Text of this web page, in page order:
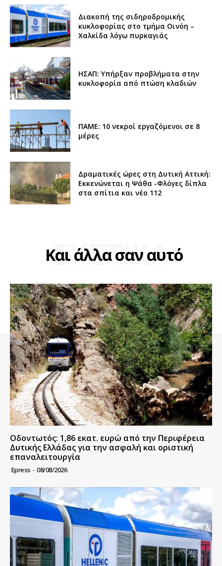
Διακοπή της σιδηροδρομικής
κυκλοφορίας στο τμήμα Οινόη –
Χαλκίδα λόγω πυρκαγιάς
ΗΣΑΠ: Υπήρξαν προβλήματα στην
κυκλοφορία από πτώση κλαδιών
ΠΑΜΕ: 10 νεκροί εργαζόμενοι σε 8
μέρες
Δραματικές ώρες στη Δυτική Αττική:
Εκκενώνεται η Ψάθα -Φλόγες δίπλα
στα σπίτια και νέο 112
Και άλλα σαν αυτό
ΣΧΕΤΙΚΑ
Οδοντωτός: 1,86 εκατ. ευρώ από την Περιφέρεια
Δυτικής Ελλάδας για την ασφαλή και οριστική
επαναλειτουργία
Epress - 08/08/2026